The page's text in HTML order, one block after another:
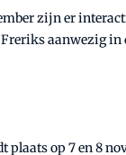
zijn er
aanwezig in
plaats op 7 en 8